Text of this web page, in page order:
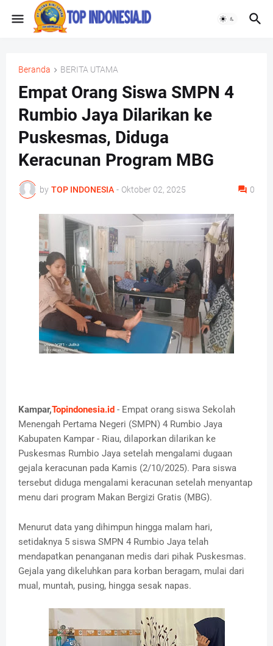
Beranda BERITA UTAMA
Empat Orang Siswa SMPN 4
Rumbio Jaya Dilarikan ke
Puskesmas, Diduga
Keracunan Program MBG
by TOP INDONESIA - Oktober 02, 2025 0
Kampar,Topindonesia.id - Empat orang siswa Sekolah
Menengah Pertama Negeri (SMPN) 4 Rumbio Jaya
Kabupaten Kampar - Riau, dilaporkan dilarikan ke
Puskesmas Rumbio Jaya setelah mengalami dugaan
gejala keracunan pada Kamis (2/10/2025). Para siswa
tersebut diduga mengalami keracunan setelah menyantap
menu dari program Makan Bergizi Gratis (MBG).
Menurut data yang dihimpun hingga malam hari,
setidaknya 5 siswa SMPN 4 Rumbio Jaya telah
mendapatkan penanganan medis dari pihak Puskesmas.
Gejala yang dikeluhkan para korban beragam, mulai dari
mual, muntah, pusing, hingga sesak napas.